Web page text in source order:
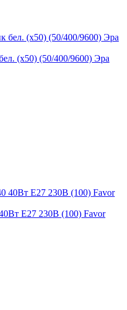
(х50) (50/400/9600) Эра
E27 230В (100) Favor